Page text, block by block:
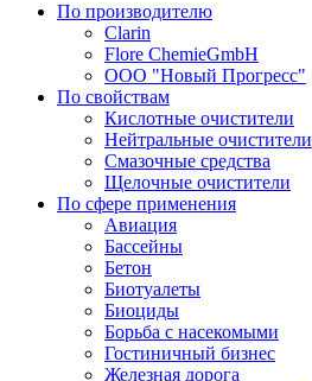
По производителю
Clarin
Flore ChemieGmbH
ООО "Новый Прогресс"
По свойствам
Кислотные очистители
Нейтральные очистители
Смазочные средства
Щелочные очистители
По сфере применения
Авиация
Бассейны
Бетон
Биотуалеты
Биоциды
Борьба с насекомыми
Гостиничный бизнес
Железная дорога